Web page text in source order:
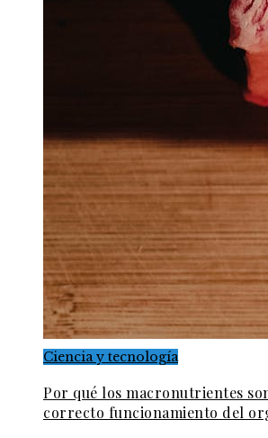
Ciencia y tecnología
Por qué los macronutrientes
correcto funcionamiento del